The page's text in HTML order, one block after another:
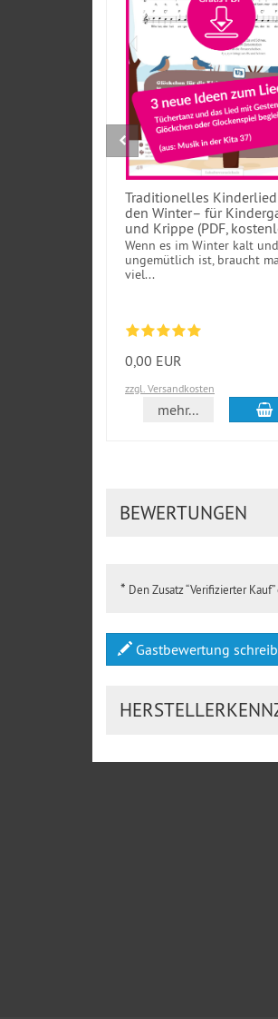
Traditionelles
den Winter– für
und Krippe (PDF,
Wenn es im Winter kalt und
ungemütlich ist, braucht
viel...
0,00 EUR
zzgl. Versandkosten
mehr...
BEWERTUNGEN
* Den Zusatz “Verifizierter
Gastbewertung